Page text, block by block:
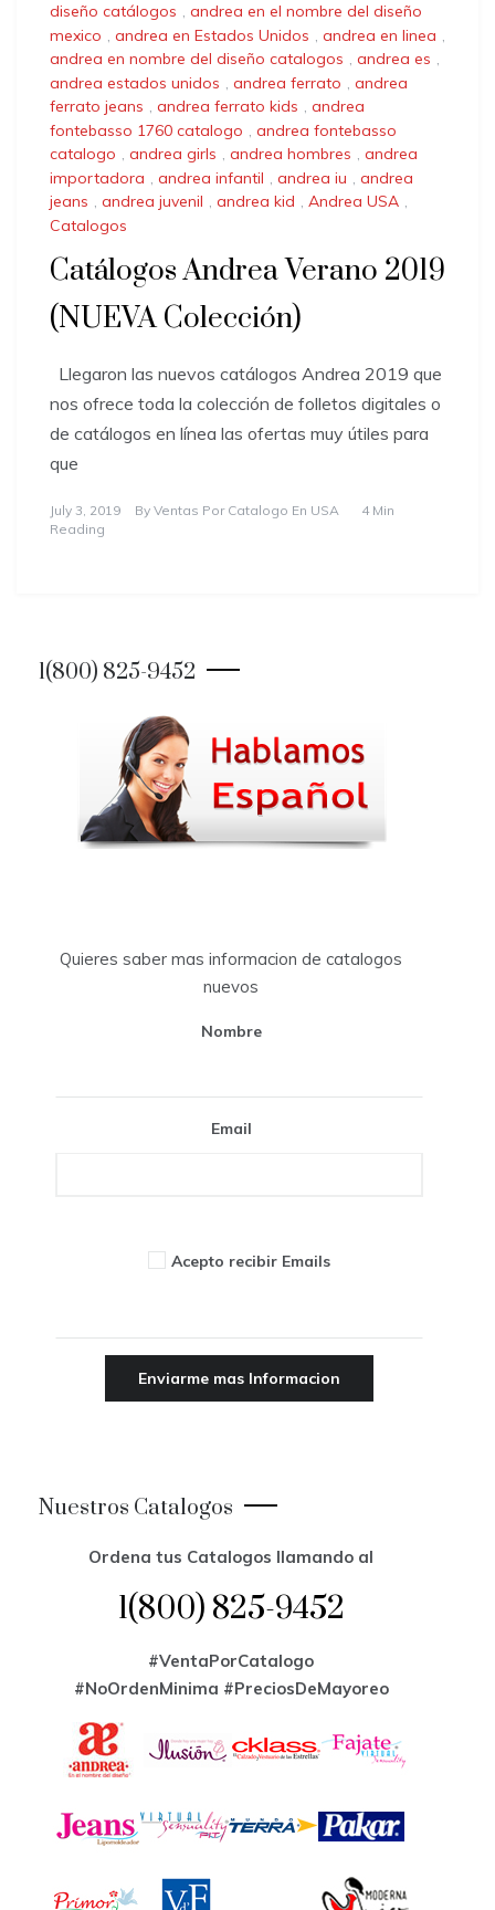
diseño catálogos , andrea en el nombre del diseño
mexico , andrea en Estados Unidos , andrea en linea ,
andrea en nombre del diseño catalogos , andrea es ,
andrea estados unidos , andrea ferrato , andrea
ferrato jeans , andrea ferrato kids , andrea
fontebasso 1760 catalogo , andrea fontebasso
catalogo , andrea girls , andrea hombres , andrea
importadora , andrea infantil , andrea iu , andrea
jeans , andrea juvenil , andrea kid , Andrea USA ,
Catalogos
Catálogos Andrea Verano 2019
(NUEVA Colección)
Llegaron las nuevos catálogos Andrea 2019 que
nos ofrece toda la colección de folletos digitales o
de catálogos en línea las ofertas muy útiles para
que
July 3, 2019 By Ventas Por Catalogo En USA
4 Min
Reading
1(800) 825-9452
Quieres saber mas informacion de catalogos
nuevos
Nombre
Email
Acepto recibir Emails
Nuestros Catalogos
Ordena tus Catalogos llamando al
1(800) 825-9452
#VentaPorCatalogo
#NoOrdenMinima #PreciosDeMayoreo